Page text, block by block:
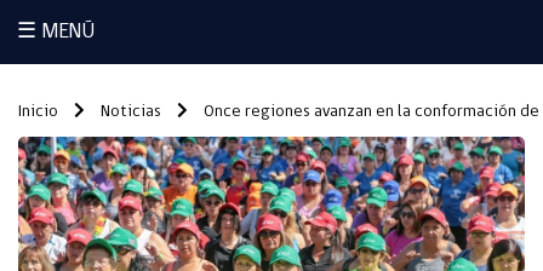
☰ MENÚ
Inicio Noticias Once regiones avanzan en la conformación